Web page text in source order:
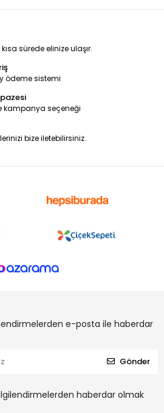
sürede elinize ulaşır.
ödeme sistemi
kampanya seçeneği
bize iletebilirsiniz.
e-posta ile haberdar
Gönder
haberdar olmak